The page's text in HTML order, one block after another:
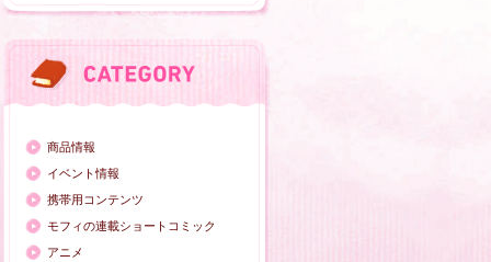
商品情報
イベント情報
携帯用コンテンツ
モフィの連載ショートコミック
アニメ